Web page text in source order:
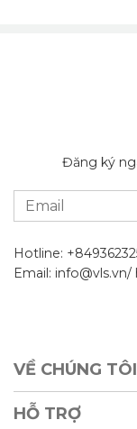
Đăng ký
Hotline:
Email:
VỀ CHÚNG TÔI
HỖ TRỢ